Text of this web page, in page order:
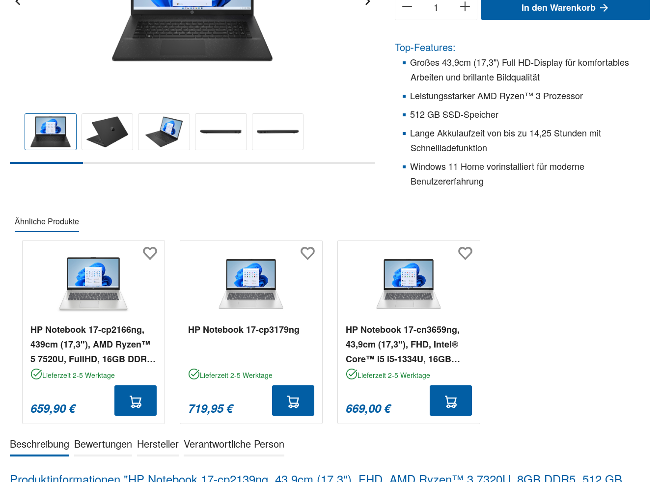
In den Warenkorb
Top-Features:
Großes 43,9cm (17,3") Full HD-Display für komfortables
Arbeiten und brillante Bildqualität
Leistungsstarker AMD Ryzen™ 3 Prozessor
512 GB SSD-Speicher
Lange Akkulaufzeit von bis zu 14,25 Stunden mit
Schnellladefunktion
Windows 11 Home vorinstalliert für moderne
Benutzererfahrung
Ähnliche Produkte
HP Notebook 17-cp2166ng,
439cm (17,3"), AMD Ryzen™
5 7520U, FullHD, 16GB DDR5,
512GB SSD, Win 11 Home
Lieferzeit 2-5 Werktage
659,90 €
HP Notebook 17-cp3179ng
Lieferzeit 2-5 Werktage
719,95 €
HP Notebook 17-cn3659ng,
43,9cm (17,3"), FHD, Intel®
Core™ i5 i5-1334U, 16GB
DDR4, 512 GB SSD, Windows
Lieferzeit 2-5 Werktage
669,00 €
Beschreibung Bewertungen Hersteller Verantwortliche Person